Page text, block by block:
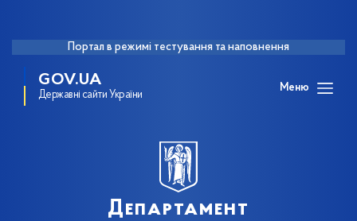
Портал в режимі тестування та наповнення
GOV.UA
Державні сайти України
Меню
Департамент